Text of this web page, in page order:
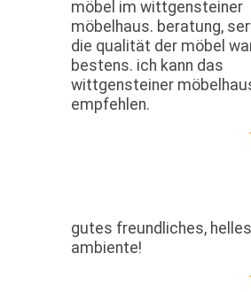
möbel im wittgensteiner
möbelhaus. beratung,
die qualität der möbel
bestens. ich kann das
wittgensteiner
empfehlen.
gutes freundliches, helles
ambiente!